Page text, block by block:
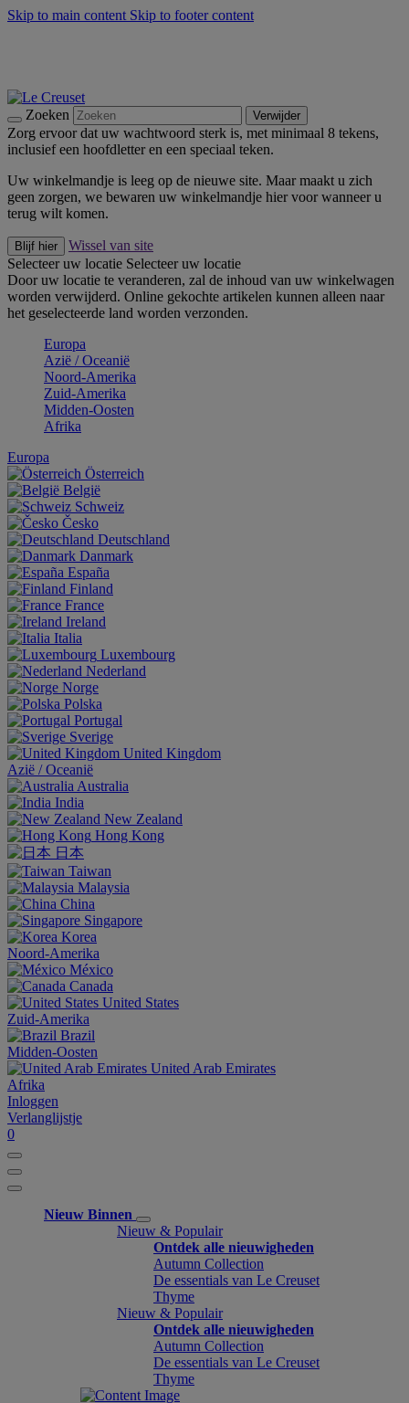
Skip to main content Skip to footer content
Zoeken Verwijder
Zorg ervoor dat uw wachtwoord sterk is, met minimaal 8 tekens,
inclusief een hoofdletter en een speciaal teken.
Uw winkelmandje is leeg op de nieuwe site. Maar maakt u zich
geen zorgen, we bewaren uw winkelmandje hier voor wanneer u
terug wilt komen.
Blijf hier
Wissel van site
Selecteer uw locatie Selecteer uw locatie
Door uw locatie te veranderen, zal de inhoud van uw winkelwagen
worden verwijderd. Online gekochte artikelen kunnen alleen naar
het geselecteerde land worden verzonden.
Europa
Aziё / Oceaniё
Noord-Amerika
Zuid-Amerika
Midden-Oosten
Afrika
Europa
Österreich
België
Schweiz
Česko
Deutschland
Danmark
España
Finland
France
Ireland
Italia
Luxembourg
Nederland
Norge
Polska
Portugal
Sverige
United Kingdom
Aziё / Oceaniё
Australia
India
New Zealand
Hong Kong
日本
Taiwan
Malaysia
China
Singapore
Korea
Noord-Amerika
México
Canada
United States
Zuid-Amerika
Brazil
Midden-Oosten
United Arab Emirates
Afrika
Inloggen
Verlanglijstje
0
Nieuw Binnen
Nieuw & Populair
Ontdek alle nieuwigheden
Autumn Collection
De essentials van Le Creuset
Thyme
Nieuw & Populair
Ontdek alle nieuwigheden
Autumn Collection
De essentials van Le Creuset
Thyme